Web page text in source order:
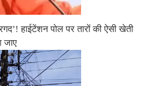
हाईटेंशन पोल पर तारों की ऐसी खेती
जाए